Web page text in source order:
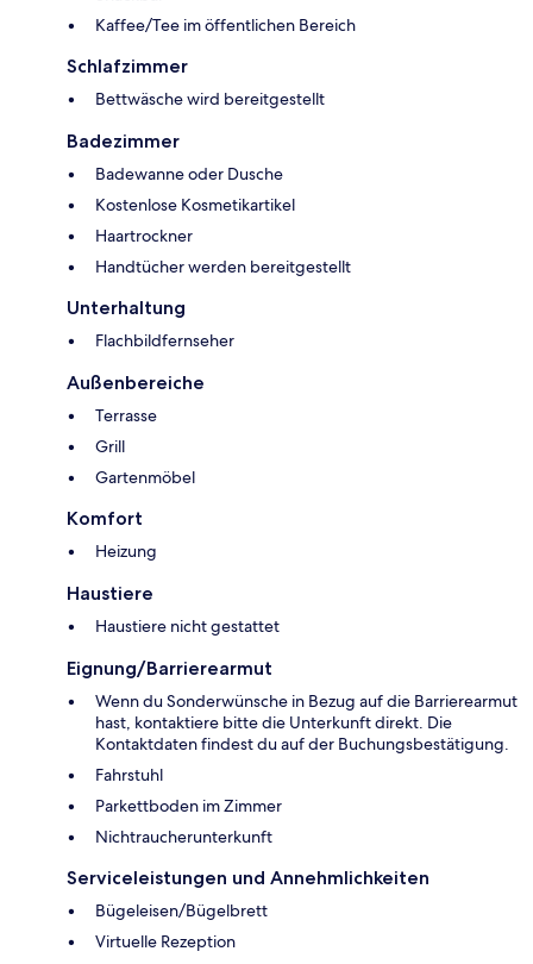
Kaffee/Tee im öffentlichen Bereich
Schlafzimmer
Bettwäsche wird bereitgestellt
Badezimmer
Badewanne oder Dusche
Kostenlose Kosmetikartikel
Haartrockner
Handtücher werden bereitgestellt
Unterhaltung
Flachbildfernseher
Außenbereiche
Terrasse
Grill
Gartenmöbel
Komfort
Heizung
Haustiere
Haustiere nicht gestattet
Eignung/Barrierearmut
Wenn du Sonderwünsche in Bezug auf die Barrierearmut
hast, kontaktiere bitte die Unterkunft direkt. Die
Kontaktdaten findest du auf der Buchungsbestätigung.
Fahrstuhl
Parkettboden im Zimmer
Nichtraucherunterkunft
Serviceleistungen und Annehmlichkeiten
Bügeleisen/Bügelbrett
Virtuelle Rezeption